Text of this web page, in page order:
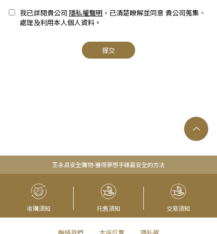
我已詳閱貴公司 隱私權聲明 ，已清楚瞭解並同意 貴公司蒐集、
處理及利用本人個人資料。
提交
王永昌安全購物-獲得夢想手錶最安全的方法
收購須知 托售須知 交易須知